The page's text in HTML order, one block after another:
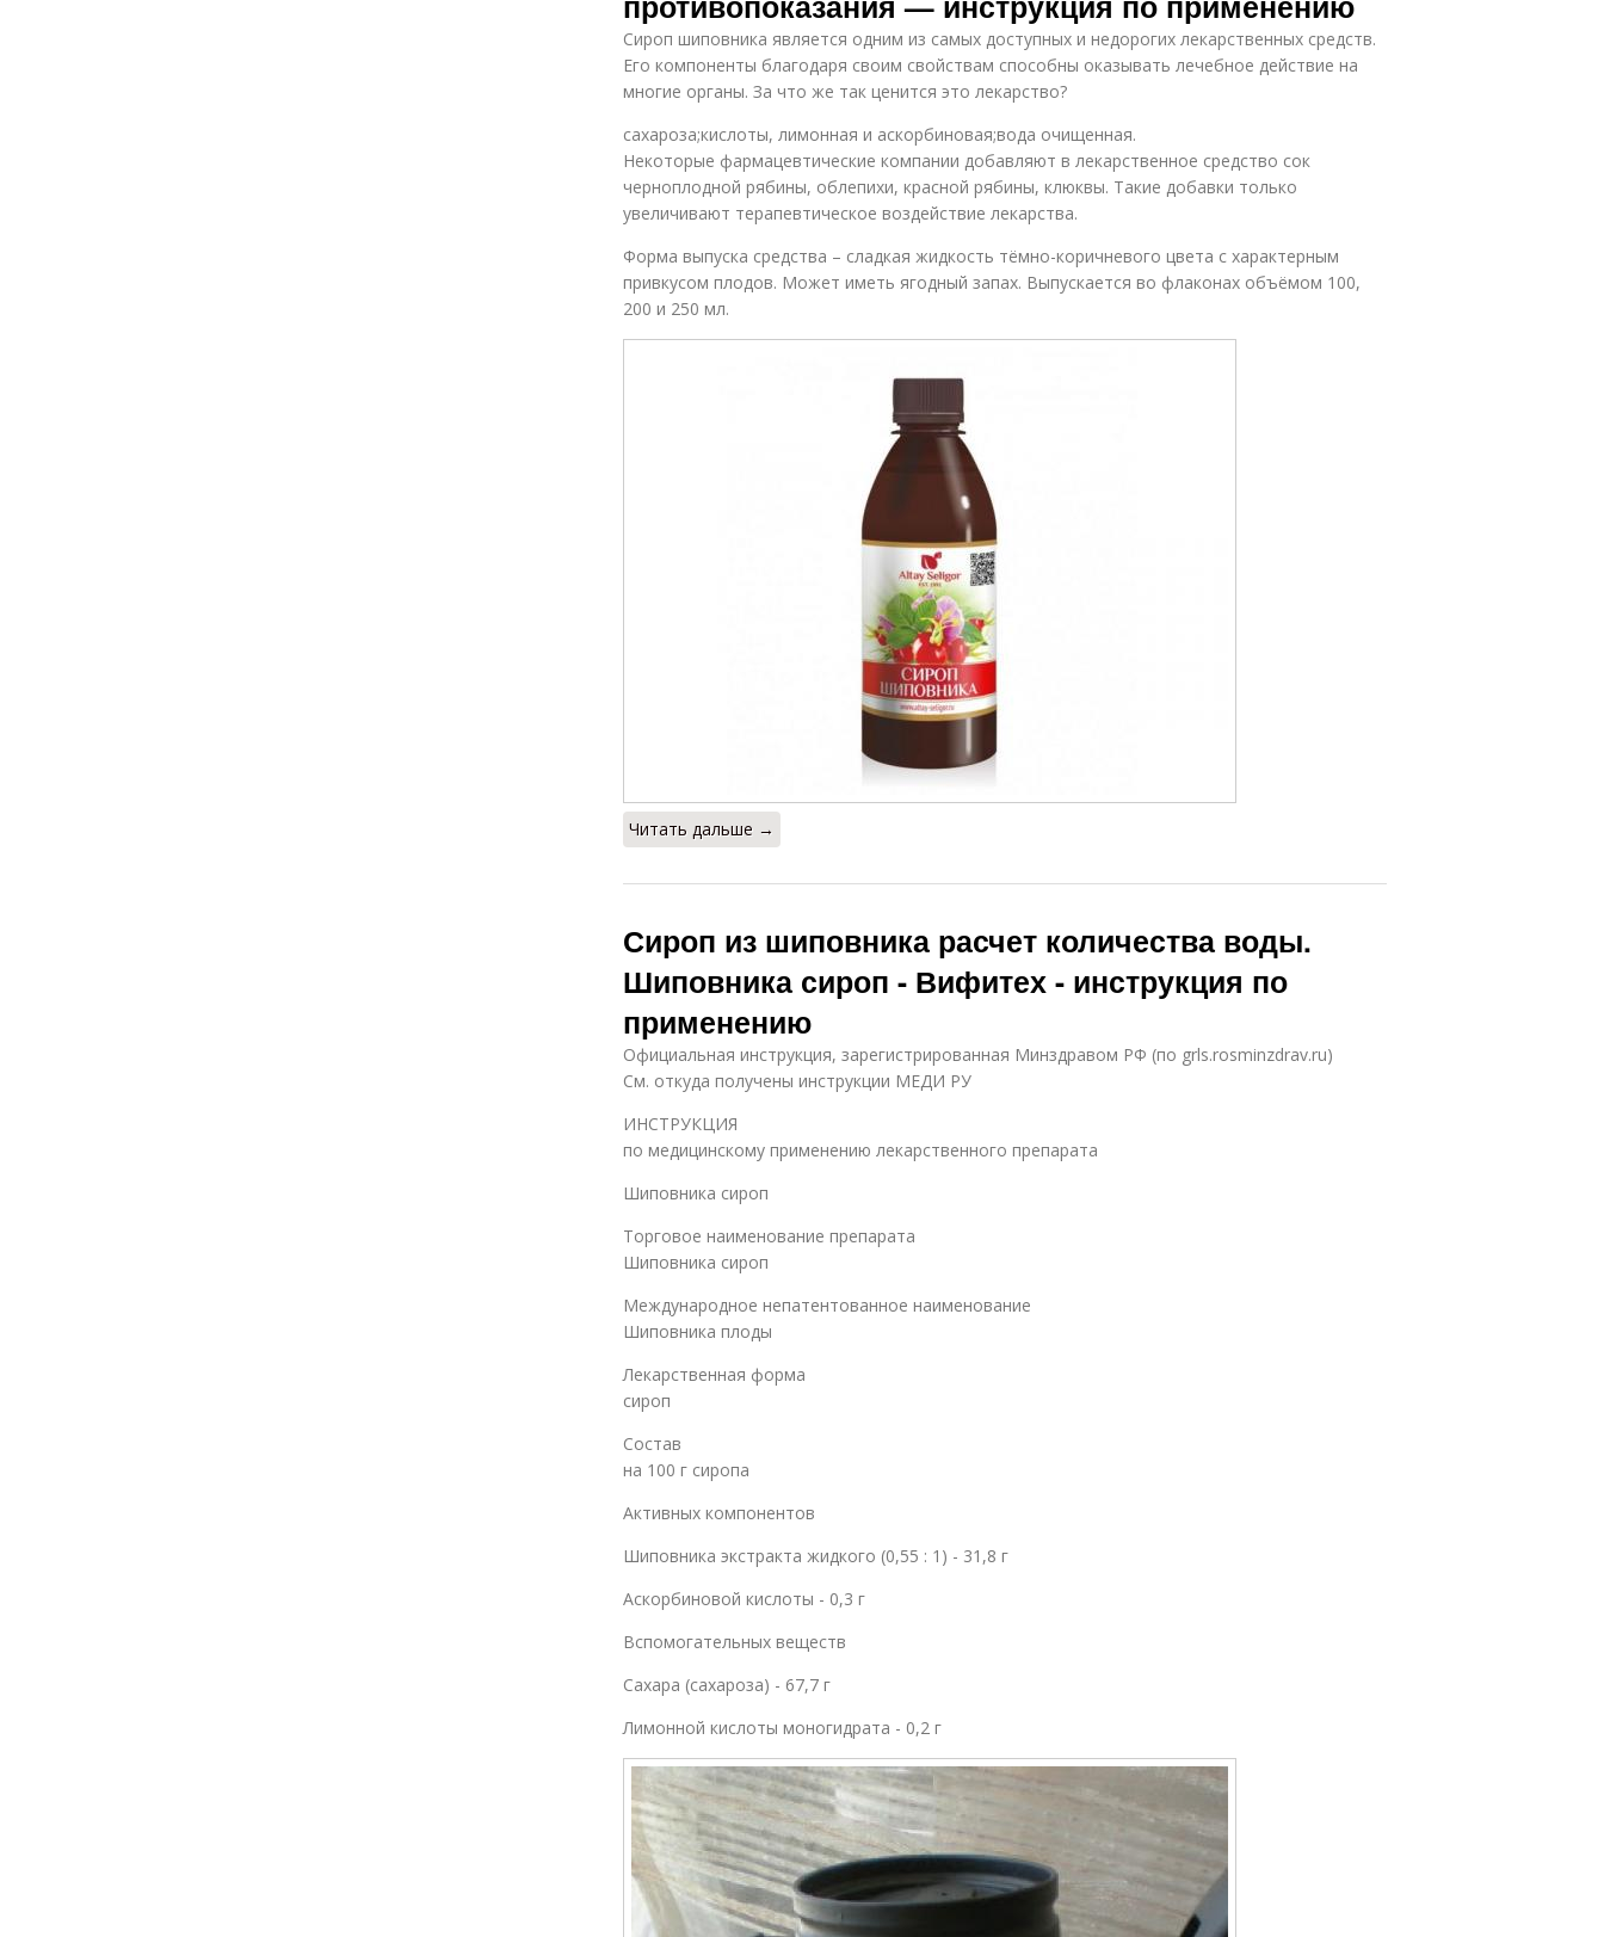
Сироп шиповника является одним из самых доступных и недорогих лекарственных средств.
Его компоненты благодаря своим свойствам способны оказывать лечебное действие на
многие органы. За что же так ценится это лекарство?
сахароза;кислоты, лимонная и аскорбиновая;вода очищенная.
Некоторые фармацевтические компании добавляют в лекарственное средство сок
черноплодной рябины, облепихи, красной рябины, клюквы. Такие добавки только
увеличивают терапевтическое воздействие лекарства.
Форма выпуска средства – сладкая жидкость тёмно-коричневого цвета с характерным
привкусом плодов. Может иметь ягодный запах. Выпускается во флаконах объёмом 100,
200 и 250 мл.
Читать дальше →
Сироп из шиповника расчет количества воды.
Шиповника сироп - Вифитех - инструкция по
применению
Официальная инструкция, зарегистрированная Минздравом РФ (по grls.rosminzdrav.ru)
См. откуда получены инструкции МЕДИ РУ
ИНСТРУКЦИЯ
по медицинскому применению лекарственного препарата
Шиповника сироп
Торговое наименование препарата
Шиповника сироп
Международное непатентованное наименование
Шиповника плоды
Лекарственная форма
сироп
Состав
на 100 г сиропа
Активных компонентов
Шиповника экстракта жидкого (0,55 : 1) - 31,8 г
Аскорбиновой кислоты - 0,3 г
Вспомогательных веществ
Сахара (сахароза) - 67,7 г
Лимонной кислоты моногидрата - 0,2 г